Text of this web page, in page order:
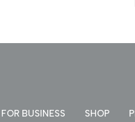
FOR BUSINESS SHOP